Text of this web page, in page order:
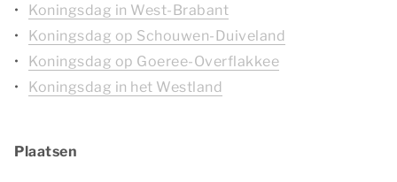
Koningsdag in West-Brabant
Koningsdag op Schouwen-Duiveland
Koningsdag op Goeree-Overflakkee
Koningsdag in het Westland
Plaatsen